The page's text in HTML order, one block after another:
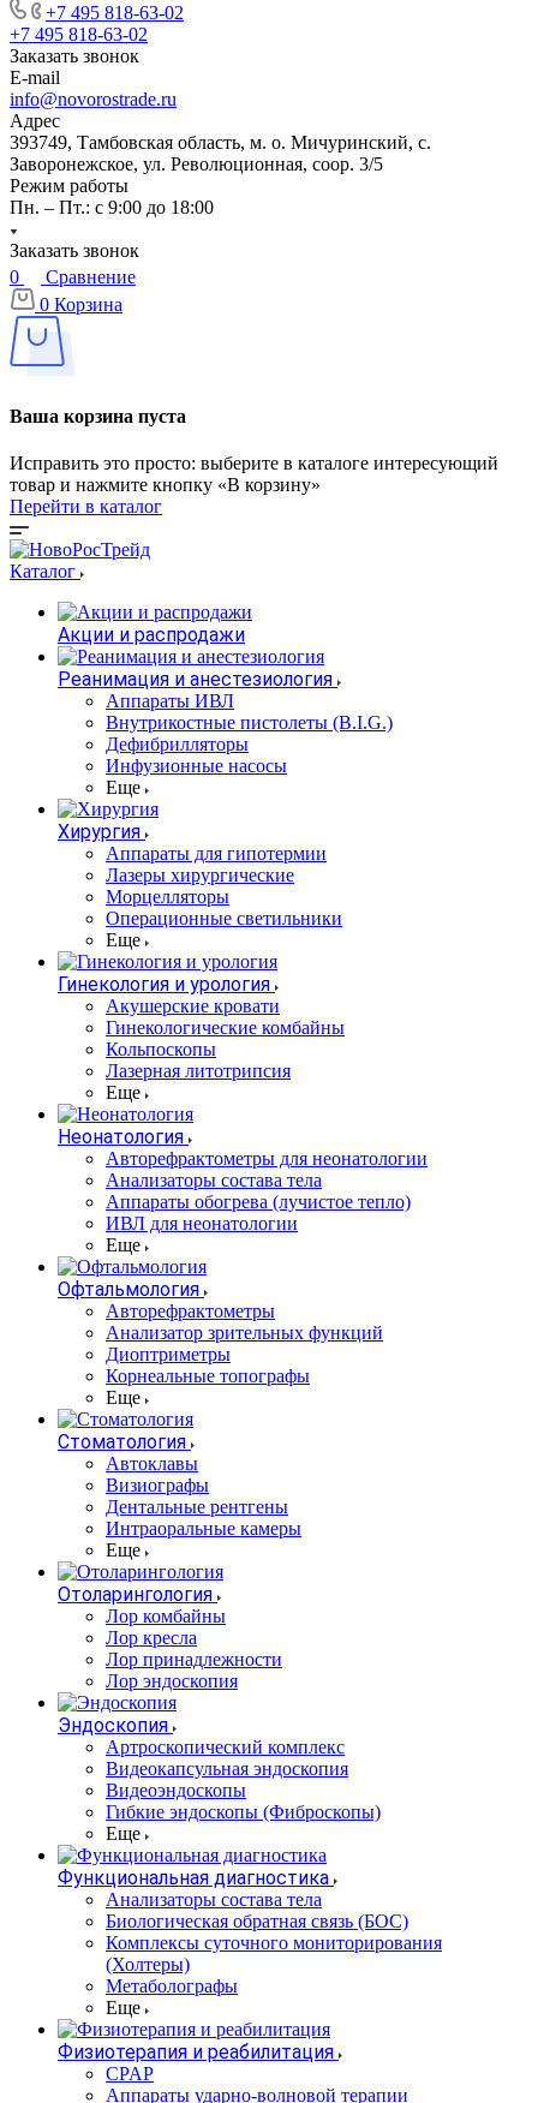
+7 495 818-63-02
+7 495 818-63-02
Заказать звонок
E-mail
info@novorostrade.ru
Адрес
393749, Тамбовская область, м. о. Мичуринский, с.
Заворонежское, ул. Революционная, соор. 3/5
Режим работы
Пн. – Пт.: с 9:00 до 18:00
Заказать звонок
0
Сравнение
0 Корзина
Ваша корзина пуста
Исправить это просто: выберите в каталоге интересующий
товар и нажмите кнопку «В корзину»
Перейти в каталог
Каталог
Акции и распродажи
Реанимация и анестезиология
Аппараты ИВЛ
Внутрикостные пистолеты (B.I.G.)
Дефибрилляторы
Инфузионные насосы
Еще
Хирургия
Аппараты для гипотермии
Лазеры хирургические
Морцелляторы
Операционные светильники
Еще
Гинекология и урология
Акушерские кровати
Гинекологические комбайны
Кольпоскопы
Лазерная литотрипсия
Еще
Неонатология
Авторефрактометры для неонатологии
Анализаторы состава тела
Аппараты обогрева (лучистое тепло)
ИВЛ для неонатологии
Еще
Офтальмология
Авторефрактометры
Анализатор зрительных функций
Диоптриметры
Корнеальные топографы
Еще
Стоматология
Автоклавы
Визиографы
Дентальные рентгены
Интраоральные камеры
Еще
Отоларингология
Лор комбайны
Лор кресла
Лор принадлежности
Лор эндоскопия
Эндоскопия
Артроскопический комплекс
Видеокапсульная эндоскопия
Видеоэндоскопы
Гибкие эндоскопы (Фиброcкопы)
Еще
Функциональная диагностика
Анализаторы состава тела
Биологическая обратная связь (БОС)
Комплексы суточного мониторирования
(Холтеры)
Метаболографы
Еще
Физиотерапия и реабилитация
CPAP
Аппараты ударно-волновой терапии